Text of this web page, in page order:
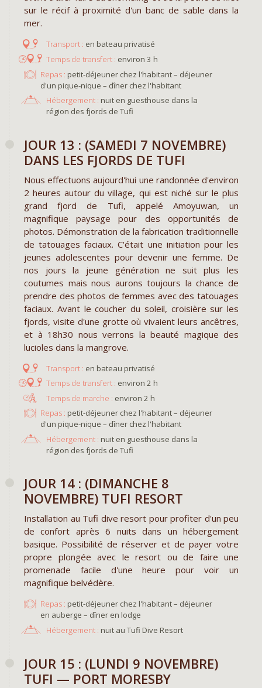
sur le récif à proximité d'un banc de sable dans la
mer.
en bateau privatisé
environ 3 h
Repas : petit-déjeuner chez l'habitant – déjeuner
d'un pique-nique – dîner chez l'habitant
Hébergement : nuit en guesthouse dans la
région des fjords de Tufi
JOUR 13 : (SAMEDI 7 NOVEMBRE)
DANS LES FJORDS DE TUFI
Nous effectuons aujourd'hui une randonnée d'environ
2 heures autour du village, qui est niché sur le plus
grand fjord de Tufi, appelé Amoyuwan, un
magnifique paysage pour des opportunités de
photos. Démonstration de la fabrication traditionnelle
de tatouages faciaux. C'était une initiation pour les
jeunes adolescentes pour devenir une femme. De
nos jours la jeune génération ne suit plus les
coutumes mais nous aurons toujours la chance de
prendre des photos de femmes avec des tatouages
faciaux. Avant le coucher du soleil, croisière sur les
fjords, visite d'une grotte où vivaient leurs ancêtres,
et à 18h30 nous verrons la beauté magique des
lucioles dans la mangrove.
en bateau privatisé
environ 2 h
environ 2 h
Repas : petit-déjeuner chez l'habitant – déjeuner
d'un pique-nique – dîner chez l'habitant
Hébergement : nuit en guesthouse dans la
région des fjords de Tufi
​JOUR 14 : (DIMANCHE 8
NOVEMBRE) TUFI RESORT
Installation au Tufi dive resort pour profiter d'un peu
de confort après 6 nuits dans un hébergement
basique. Possibilité de réserver et de payer votre
propre plongée avec le resort ou de faire une
promenade facile d'une heure pour voir un
magnifique belvédère.
Repas : petit-déjeuner chez l'habitant – déjeuner
en auberge – dîner en lodge
Hébergement : nuit au Tufi Dive Resort
​JOUR 15 : (LUNDI 9 NOVEMBRE)
TUFI — PORT MORESBY